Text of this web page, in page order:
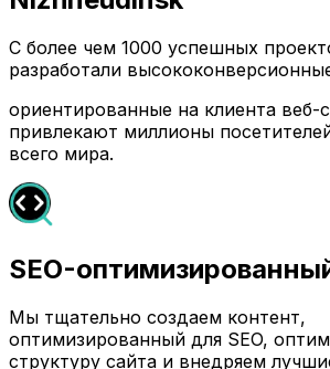
С более чем 1000 успешных
разработали
ориентированные на клиента веб-
привлекают миллионы
всего мира.
SEO-
Мы тщательно создаем контент,
оптимизированный для SEO,
структуру сайта и внедряем